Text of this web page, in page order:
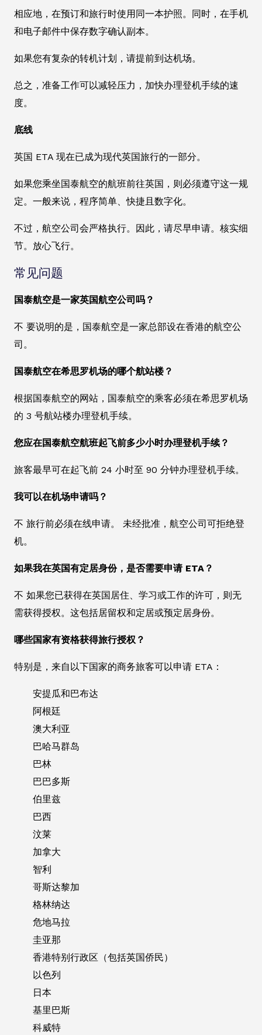
相应地，在预订和旅行时使用同一本护照。同时，在手机
和电子邮件中保存数字确认副本。
如果您有复杂的转机计划，请提前到达机场。
总之，准备工作可以减轻压力，加快办理登机手续的速
度。
底线
英国 ETA 现在已成为现代英国旅行的一部分。
如果您乘坐国泰航空的航班前往英国，则必须遵守这一规
定。一般来说，程序简单、快捷且数字化。
不过，航空公司会严格执行。因此，请尽早申请。核实细
节。放心飞行。
常见问题
国泰航空是一家英国航空公司吗？
不 要说明的是，国泰航空是一家总部设在香港的航空公
司。
国泰航空在希思罗机场的哪个航站楼？
根据国泰航空的网站，国泰航空的乘客必须在希思罗机场
的 3 号航站楼办理登机手续。
您应在国泰航空航班起飞前多少小时办理登机手续？
旅客最早可在起飞前 24 小时至 90 分钟办理登机手续。
我可以在机场申请吗？
不 旅行前必须在线申请。 未经批准，航空公司可拒绝登
机。
如果我在英国有定居身份，是否需要申请 ETA？
不 如果您已获得在英国居住、学习或工作的许可，则无
需获得授权。这包括居留权和定居或预定居身份。
哪些国家有资格获得旅行授权？
特别是，来自以下国家的商务旅客可以申请 ETA：
安提瓜和巴布达
阿根廷
澳大利亚
巴哈马群岛
巴林
巴巴多斯
伯里兹
巴西
汶莱
加拿大
智利
哥斯达黎加
格林纳达
危地马拉
圭亚那
香港特别行政区（包括英国侨民）
以色列
日本
基里巴斯
科威特